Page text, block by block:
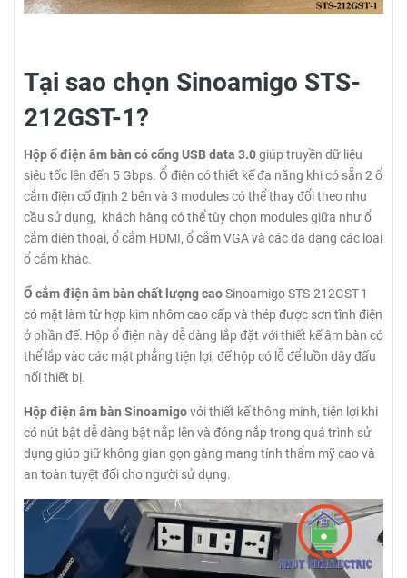
Tại sao chọn Sinoamigo STS-
212GST-1?
Hộp ổ điện âm bàn có cổng USB data 3.0giúp truyền dữ liệu
siêu tốc lên đến 5 Gbps. Ổ điện có thiết kế đa năng khi có sẵn 2 ổ
cắm điện cố định 2 bên và 3 modules có thể thay đổi theo nhu
cầu sử dụng, khách hàng có thể tùy chọn modules giữa như ổ
cắm điện thoại, ổ cắm HDMI, ổ cắm VGA và các đa dạng các loại
ổ cắm khác.
Ổ cắm điện âm bàn chất lượng caoSinoamigo STS-212GST-1
có mặt làm từ hợp kim nhôm cao cấp và thép được sơn tĩnh điện
ở phần đế. Hộp ổ điện này dễ dàng lắp đặt với thiết kế âm bàn có
thể lắp vào các mặt phẳng tiện lợi, đế hộp có lỗ để luồn dây đấu
nối thiết bị.
Hộp điện âm bàn Sinoamigovới thiết kế thông minh, tiện lợi khi
có nút bật dễ dàng bật nắp lên và đóng nắp trong quá trình sử
dụng giúp giữ không gian gọn gàng mang tính thẩm mỹ cao và
an toàn tuyệt đối cho người sử dụng.